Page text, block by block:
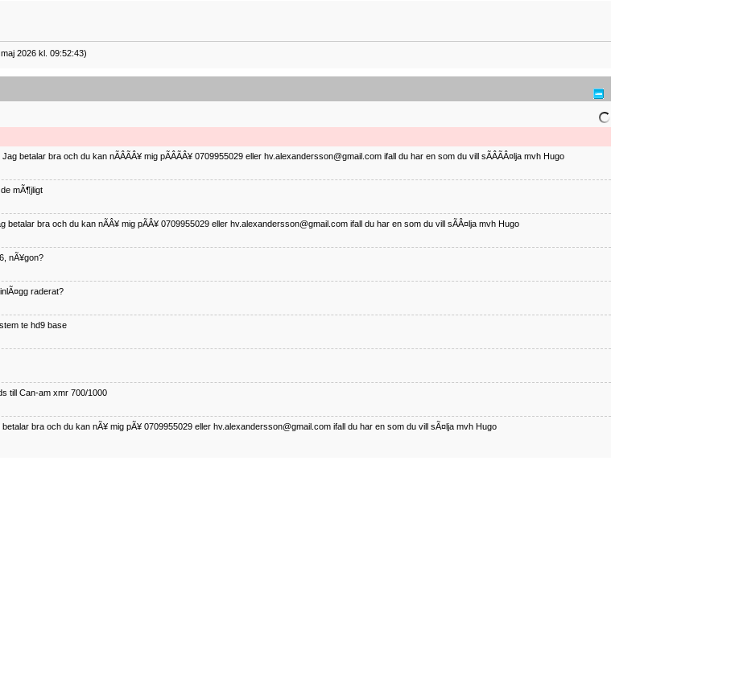
2026 kl. 09:52:43)
betalar bra och du kan nÃÂÃÂ¥ mig pÃÂÃÂ¥ 0709955029 eller hv.alexandersson@gmail.com ifall du har en som du vill sÃÂÃÂ¤lja mvh Hugo
mÃ¶jligt
betalar bra och du kan nÃÂ¥ mig pÃÂ¥ 0709955029 eller hv.alexandersson@gmail.com ifall du har en som du vill sÃÂ¤lja mvh Hugo
nÃ¥gon?
raderat?
te hd9 base
till Can-am xmr 700/1000
bra och du kan nÃ¥ mig pÃ¥ 0709955029 eller hv.alexandersson@gmail.com ifall du har en som du vill sÃ¤lja mvh Hugo